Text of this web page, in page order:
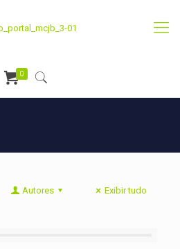
0
Autores Exibir tudo